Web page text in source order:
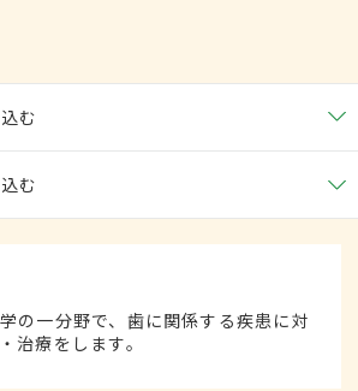
む
む
の一分野で、歯に関係する疾患に対
治療をします。